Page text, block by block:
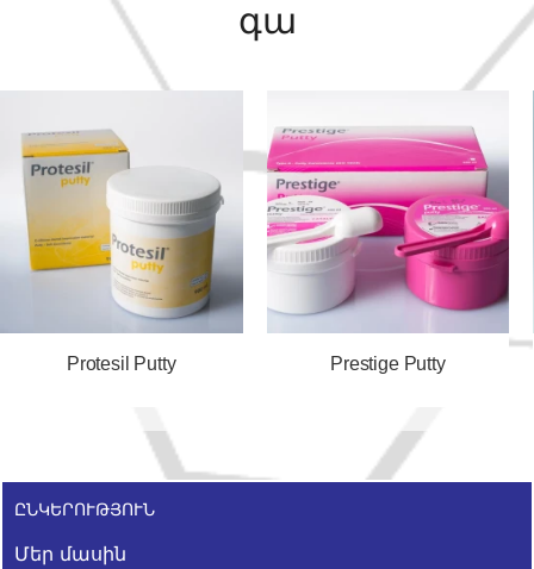
գա
Protesil Putty Prestige Putty
ԸՆԿԵՐՈՒԹՅՈՒՆ
Մեր մասին